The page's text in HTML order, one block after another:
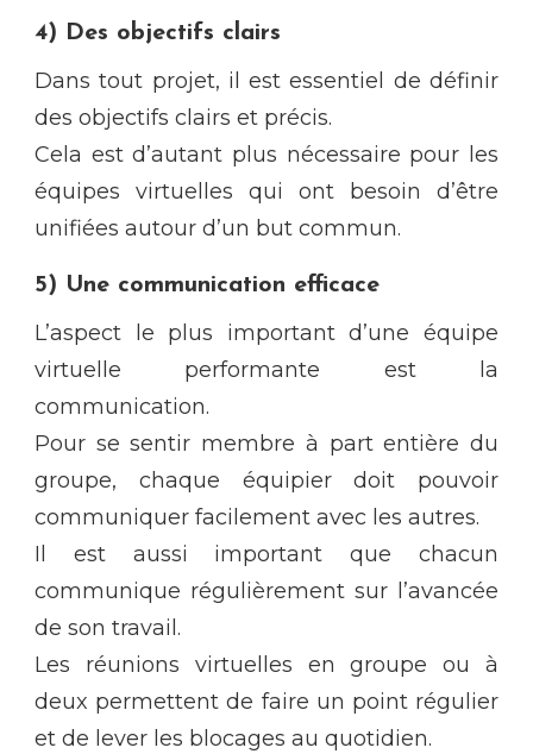
4) Des objectifs clairs
Dans tout projet, il est essentiel de définir
des objectifs clairs et précis.
Cela est d’autant plus nécessaire pour les
équipes virtuelles qui ont besoin d’être
unifiées autour d’un but commun.
5) Une communication efficace
L’aspect le plus important d’une équipe
virtuelle performante est la
communication.
Pour se sentir membre à part entière du
groupe, chaque équipier doit pouvoir
communiquer facilement avec les autres.
Il est aussi important que chacun
communique régulièrement sur l’avancée
de son travail.
Les réunions virtuelles en groupe ou à
deux permettent de faire un point régulier
et de lever les blocages au quotidien.